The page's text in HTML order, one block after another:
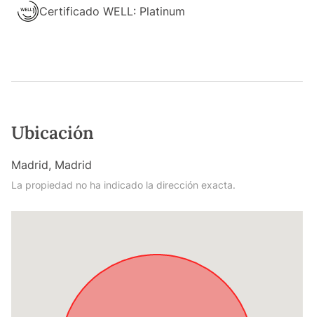
Certificado WELL: Platinum
Ubicación
Madrid, Madrid
La propiedad no ha indicado la dirección exacta.